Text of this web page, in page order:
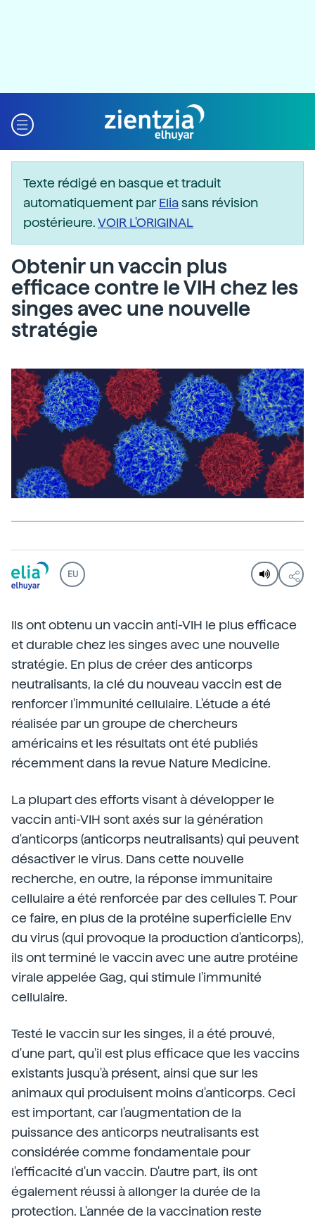
Texte rédigé en basque et traduit
automatiquement parEliasans révision
postérieure.VOIR L'ORIGINAL
Obtenir un vaccin plus
efficace contre le VIH chez les
singes avec une nouvelle
stratégie
EU
Ils ont obtenu un vaccin anti-VIH le plus efficace
et durable chez les singes avec une nouvelle
stratégie. En plus de créer des anticorps
neutralisants, la clé du nouveau vaccin est de
renforcer l'immunité cellulaire. L'étude a été
réalisée par un groupe de chercheurs
américains et les résultats ont été publiés
récemment dans la revue Nature Medicine.
La plupart des efforts visant à développer le
vaccin anti-VIH sont axés sur la génération
d'anticorps (anticorps neutralisants) qui peuvent
désactiver le virus. Dans cette nouvelle
recherche, en outre, la réponse immunitaire
cellulaire a été renforcée par des cellules T. Pour
ce faire, en plus de la protéine superficielle Env
du virus (qui provoque la production d'anticorps),
ils ont terminé le vaccin avec une autre protéine
virale appelée Gag, qui stimule l'immunité
cellulaire.
Testé le vaccin sur les singes, il a été prouvé,
d'une part, qu'il est plus efficace que les vaccins
existants jusqu'à présent, ainsi que sur les
animaux qui produisent moins d'anticorps. Ceci
est important, car l'augmentation de la
puissance des anticorps neutralisants est
considérée comme fondamentale pour
l'efficacité d'un vaccin. D'autre part, ils ont
également réussi à allonger la durée de la
protection. L'année de la vaccination reste